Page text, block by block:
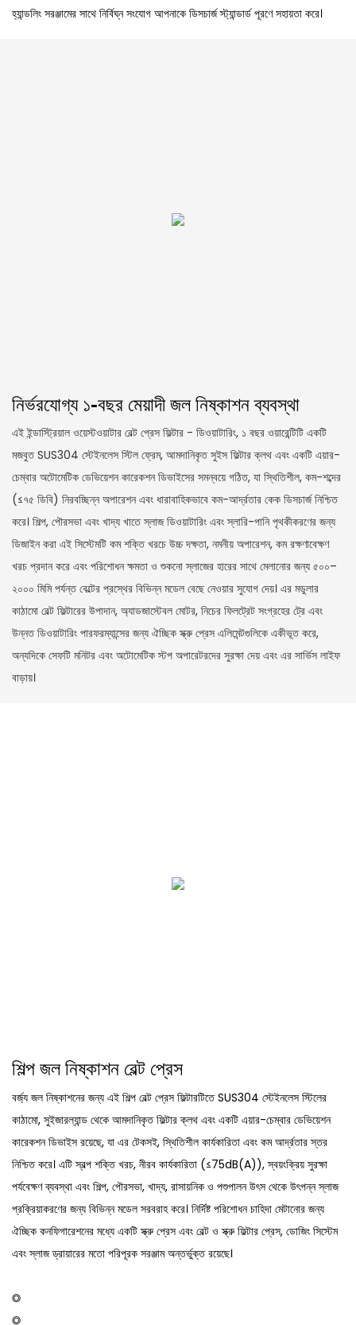
হ্যান্ডলিং সরঞ্জামের সাথে নির্বিঘ্ন সংযোগ আপনাকে ডিসচার্জ স্ট্যান্ডার্ড পূরণে সহায়তা করে।
নির্ভরযোগ্য ১-বছর মেয়াদী জল নিষ্কাশন ব্যবস্থা
এই ইন্ডাস্ট্রিয়াল ওয়েস্টওয়াটার বেল্ট প্রেস ফিল্টার - ডিওয়াটারিং, ১ বছর ওয়ারেন্টিটি একটি
মজবুত SUS304 স্টেইনলেস স্টিল ফ্রেম, আমদানিকৃত সুইস ফিল্টার ক্লথ এবং একটি এয়ার-
চেম্বার অটোমেটিক ডেভিয়েশন কারেকশন ডিভাইসের সমন্বয়ে গঠিত, যা স্থিতিশীল, কম-শব্দের
(≤৭৫ ডিবি) নিরবচ্ছিন্ন অপারেশন এবং ধারাবাহিকভাবে কম-আর্দ্রতার কেক ডিসচার্জ নিশ্চিত
করে। শিল্প, পৌরসভা এবং খাদ্য খাতে স্লাজ ডিওয়াটারিং এবং স্লারি-পানি পৃথকীকরণের জন্য
ডিজাইন করা এই সিস্টেমটি কম শক্তি খরচে উচ্চ দক্ষতা, নমনীয় অপারেশন, কম রক্ষণাবেক্ষণ
খরচ প্রদান করে এবং পরিশোধন ক্ষমতা ও শুকনো স্লাজের হারের সাথে মেলানোর জন্য ৫০০–
২০০০ মিমি পর্যন্ত বেল্টের প্রস্থের বিভিন্ন মডেল বেছে নেওয়ার সুযোগ দেয়। এর মডুলার
কাঠামো বেল্ট ফিল্টারের উপাদান, অ্যাডজাস্টেবল মোটর, নিচের ফিলট্রেট সংগ্রহের ট্রে এবং
উন্নত ডিওয়াটারিং পারফরম্যান্সের জন্য ঐচ্ছিক স্ক্রু প্রেস এলিমেন্টগুলিকে একীভূত করে,
অন্যদিকে সেফটি মনিটর এবং অটোমেটিক স্টপ অপারেটরদের সুরক্ষা দেয় এবং এর সার্ভিস লাইফ
বাড়ায়।
শিল্প জল নিষ্কাশন বেল্ট প্রেস
বর্জ্য জল নিষ্কাশনের জন্য এই শিল্প বেল্ট প্রেস ফিল্টারটিতে SUS304 স্টেইনলেস স্টিলের
কাঠামো, সুইজারল্যান্ড থেকে আমদানিকৃত ফিল্টার ক্লথ এবং একটি এয়ার-চেম্বার ডেভিয়েশন
কারেকশন ডিভাইস রয়েছে, যা এর টেকসই, স্থিতিশীল কার্যকারিতা এবং কম আর্দ্রতার স্তর
নিশ্চিত করে। এটি স্বল্প শক্তি খরচ, নীরব কার্যকারিতা (≤75dB(A)), স্বয়ংক্রিয় সুরক্ষা
পর্যবেক্ষণ ব্যবস্থা এবং শিল্প, পৌরসভা, খাদ্য, রাসায়নিক ও পশুপালন উৎস থেকে উৎপন্ন স্লাজ
প্রক্রিয়াকরণের জন্য বিভিন্ন মডেল সরবরাহ করে। নির্দিষ্ট পরিশোধন চাহিদা মেটানোর জন্য
ঐচ্ছিক কনফিগারেশনের মধ্যে একটি স্ক্রু প্রেস এবং বেল্ট ও স্ক্রু ফিল্টার প্রেস, ডোজিং সিস্টেম
এবং স্লাজ ড্রায়ারের মতো পরিপূরক সরঞ্জাম অন্তর্ভুক্ত রয়েছে।
◎
◎